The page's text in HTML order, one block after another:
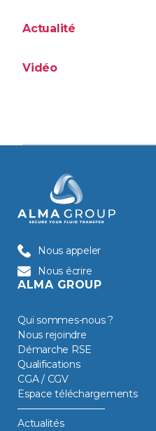
Actualité
Vidéo
Nous appeler
Nous écrire
ALMA GROUP
Qui sommes-nous ?
Nous rejoindre
Démarche RSE
Qualifications
CGA / CGV
Espace téléchargements
Actualités